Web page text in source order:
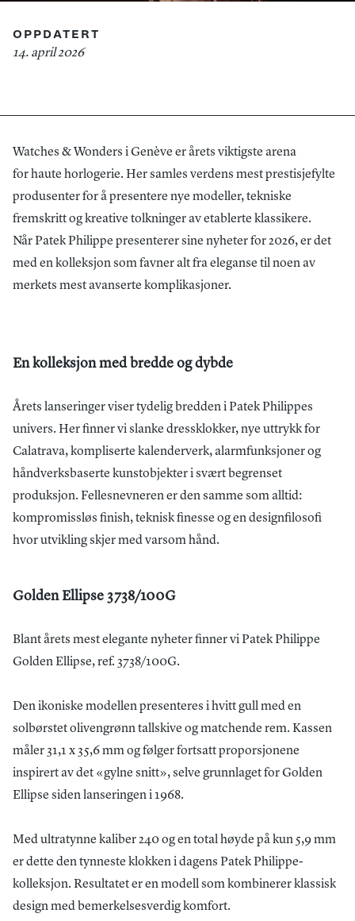
OPPDATERT
14. april 2026
Watches & Wonders i Genève er årets viktigste arena
forhaute horlogerie. Her samles verdens mest prestisjefylte
produsenter for å presentere nye modeller, tekniske
fremskritt og kreative tolkninger av etablerte klassikere.
NårPatekPhilippe presenterer sine nyheter for 2026, er det
med en kolleksjon som favner alt fra eleganse til noen av
merkets mest avanserte komplikasjoner.
En kolleksjon med bredde og dybde
Årets lanseringer viser tydelig bredden i Patek Philippes
univers. Her finner vi slanke dressklokker, nye uttrykk for
Calatrava, kompliserte kalenderverk, alarmfunksjoner og
håndverksbaserte kunstobjekter i svært begrenset
produksjon. Fellesnevneren er den samme som alltid:
kompromissløs finish, teknisk finesse og en designfilosofi
hvor utvikling skjer med varsom hånd.
Golden Ellipse 3738/100G
Blant årets mest elegante nyheter finner vi Patek Philippe
Golden Ellipse, ref. 3738/100G.
Den ikoniske modellen presenteres i hvitt gull med en
solbørstet olivengrønn tallskive og matchende rem. Kassen
måler 31,1 x 35,6 mm og følger fortsatt proporsjonene
inspirert av det «gylne snitt», selve grunnlaget for Golden
Ellipse siden lanseringen i 1968.
Med ultratynne kaliber 240 og en total høyde på kun 5,9 mm
er dette den tynneste klokken i dagens Patek Philippe-
kolleksjon. Resultatet er en modell som kombinerer klassisk
design med bemerkelsesverdig komfort.